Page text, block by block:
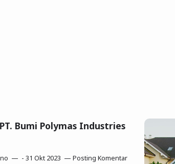
Bumi Polymas Industries
- 31 Okt 2023 Posting Komentar